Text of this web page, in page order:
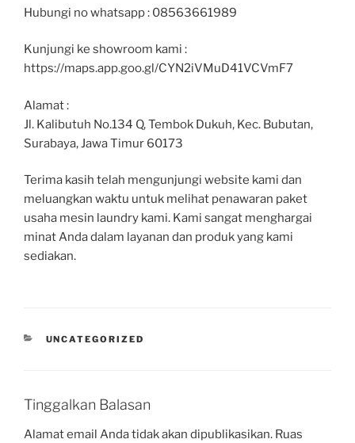
Hubungi no whatsapp : 08563661989
Kunjungi ke showroom kami :
https://maps.app.goo.gl/CYN2iVMuD41VCVmF7
Alamat :
Jl. Kalibutuh No.134 Q, Tembok Dukuh, Kec. Bubutan,
Surabaya, Jawa Timur 60173
Terima kasih telah mengunjungi website kami dan
meluangkan waktu untuk melihat penawaran paket
usaha mesin laundry kami. Kami sangat menghargai
minat Anda dalam layanan dan produk yang kami
sediakan.
UNCATEGORIZED
Tinggalkan Balasan
Alamat email Anda tidak akan dipublikasikan. Ruas